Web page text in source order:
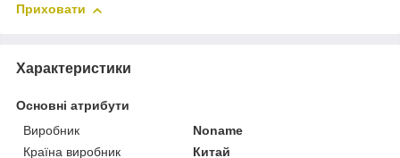
Приховати
Характеристики
Основні атрибути
Виробник
Noname
Країна виробник
Китай